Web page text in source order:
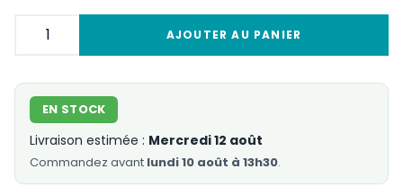
AJOUTER AU PANIER
EN STOCK
Livraison estimée : Mercredi 12 août
Commandez avant lundi 10 août à 13h30.